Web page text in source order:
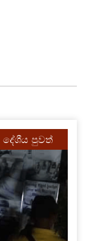
දේශීය පුවත්